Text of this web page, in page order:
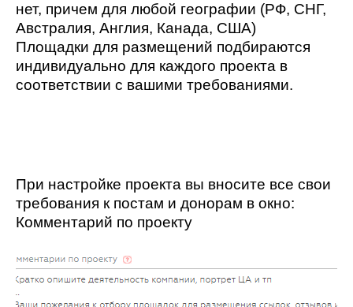
нет, причем для любой географии (РФ, СНГ,
Австралия, Англия, Канада, США)
Площадки для размещений подбираются
индивидуально для каждого проекта в
соответствии с вашими требованиями.
При настройке проекта вы вносите все свои
требования к постам и донорам в окно:
Комментарий по проекту